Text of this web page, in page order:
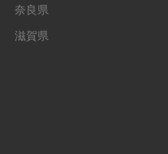
奈良県
滋賀県